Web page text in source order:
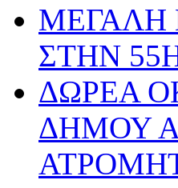
ΜΕΓΑΛΗ
ΣΤΗΝ
ΔΩΡΕΑ
ΔΗΜΟΥ